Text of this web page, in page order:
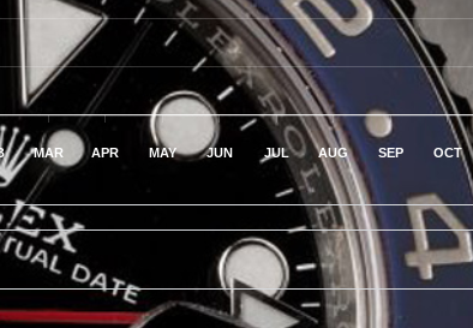
MAR APR MAY JUN JUL AUG SEP OCT